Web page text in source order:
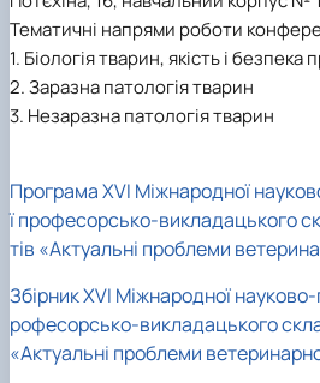
НОВИНИ
факультетом
Скринька довіри
Вступ 2022 рік
Вступ 2021 рік
Вступ 2020 рік
Вступ 2019 рік
Вступ 2018 рік
Тематичні напрями роботи
1. Біологія тварин, якість і
2. Заразна патологія тварин
3. Незаразна патологія тварин
Програма ХVI Міжнародної
ї професорсько-викладацького
тів «Актуальні проблеми
Збірник ХVI Міжнародної
рофесорсько-викладацького
«Актуальні проблеми